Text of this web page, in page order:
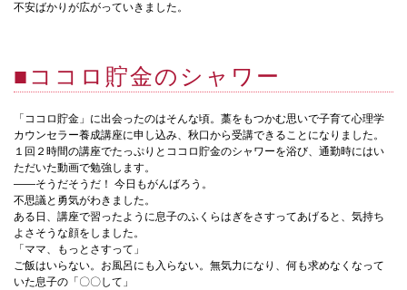
不安ばかりが広がっていきました。
■ココロ貯金のシャワー
「ココロ貯金」に出会ったのはそんな頃。藁をもつかむ思いで子育て心理学
カウンセラー養成講座に申し込み、秋口から受講できることになりました。
１回２時間の講座でたっぷりとココロ貯金のシャワーを浴び、通勤時にはい
ただいた動画で勉強します。
——そうだそうだ！ 今日もがんばろう。
不思議と勇気がわきました。
ある日、講座で習ったように息子のふくらはぎをさすってあげると、気持ち
よさそうな顔をしました。
「ママ、もっとさすって」
ご飯はいらない。お風呂にも入らない。無気力になり、何も求めなくなって
いた息子の「〇〇して」